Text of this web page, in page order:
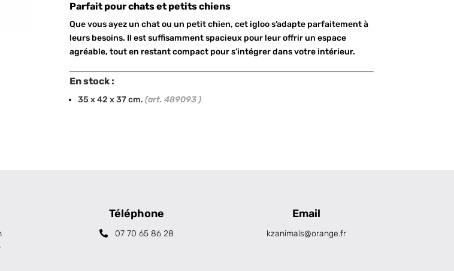
Parfait pour chats et petits chiens
Que vous ayez un chat ou un petit chien, cet igloo s’adapte parfaitement à
leurs besoins. Il est suffisamment spacieux pour leur offrir un espace
agréable, tout en restant compact pour s’intégrer dans votre intérieur.
En stock :
35 x 42 x 37 cm. (art. 489093 )
Téléphone
07 70 65 86 28
Email
kzanimals@orange.fr